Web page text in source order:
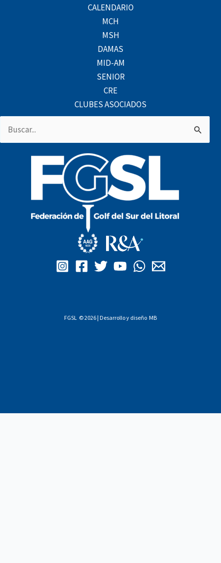
CALENDARIO
MCH
MSH
DAMAS
MID-AM
SENIOR
CRE
CLUBES ASOCIADOS
Buscar
por:
FGSL © 2026 | Desarrollo y diseño MB